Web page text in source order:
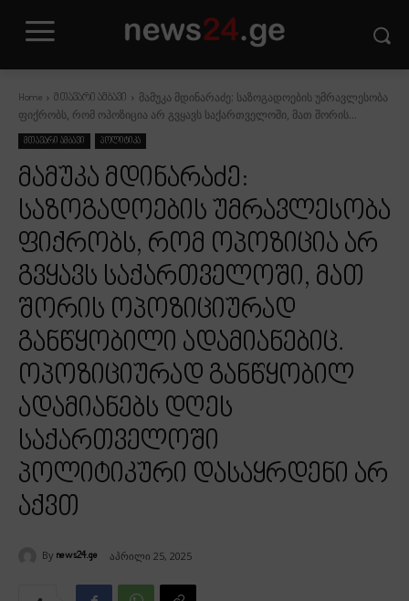
Home მთავარი ამბავი
მამუკა მდინარაძე: საზოგადოების უმრავლესობა
ფიქრობს, რომ ოპოზიცია არ გვყავს საქართველოში, მათ შორის...
მთავარი ამბავი პოლიტიკა
მამუკა მდინარაძე:
საზოგადოების უმრავლესობა
ფიქრობს, რომ ოპოზიცია არ
გვყავს საქართველოში, მათ
შორის ოპოზიციურად
განწყობილი ადამიანებიც.
ოპოზიციურად განწყობილ
ადამიანებს დღეს
საქართველოში
პოლიტიკური დასაყრდენი არ
აქვთ
By news24.ge აპრილი 25, 2025